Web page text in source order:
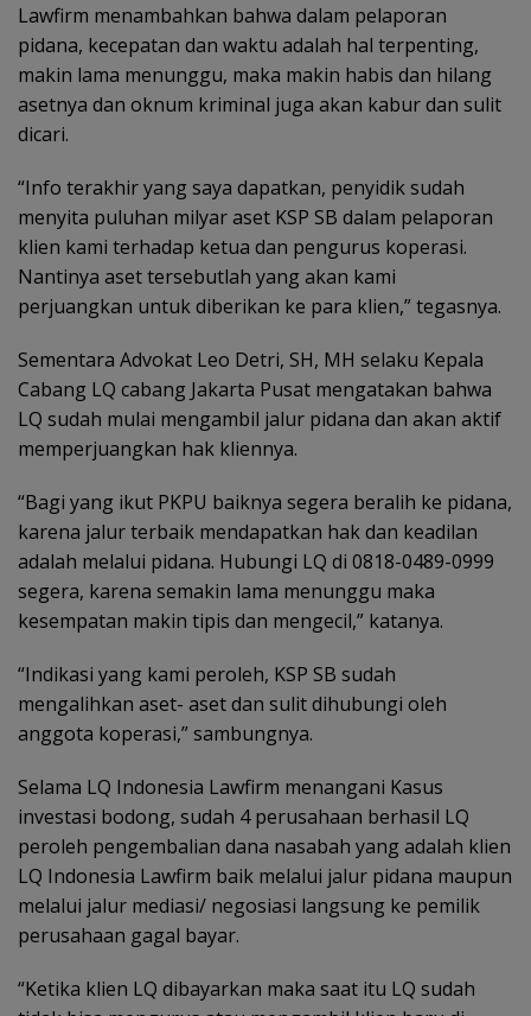
Lawfirm menambahkan bahwa dalam pelaporan
pidana, kecepatan dan waktu adalah hal terpenting,
makin lama menunggu, maka makin habis dan hilang
asetnya dan oknum kriminal juga akan kabur dan sulit
dicari.
“Info terakhir yang saya dapatkan, penyidik sudah
menyita puluhan milyar aset KSP SB dalam pelaporan
klien kami terhadap ketua dan pengurus koperasi.
Nantinya aset tersebutlah yang akan kami
perjuangkan untuk diberikan ke para klien,” tegasnya.
Sementara Advokat Leo Detri, SH, MH selaku Kepala
Cabang LQ cabang Jakarta Pusat mengatakan bahwa
LQ sudah mulai mengambil jalur pidana dan akan aktif
memperjuangkan hak kliennya.
“Bagi yang ikut PKPU baiknya segera beralih ke pidana,
karena jalur terbaik mendapatkan hak dan keadilan
adalah melalui pidana. Hubungi LQ di 0818-0489-0999
segera, karena semakin lama menunggu maka
kesempatan makin tipis dan mengecil,” katanya.
“Indikasi yang kami peroleh, KSP SB sudah
mengalihkan aset- aset dan sulit dihubungi oleh
anggota koperasi,” sambungnya.
Selama LQ Indonesia Lawfirm menangani Kasus
investasi bodong, sudah 4 perusahaan berhasil LQ
peroleh pengembalian dana nasabah yang adalah klien
LQ Indonesia Lawfirm baik melalui jalur pidana maupun
melalui jalur mediasi/ negosiasi langsung ke pemilik
perusahaan gagal bayar.
“Ketika klien LQ dibayarkan maka saat itu LQ sudah